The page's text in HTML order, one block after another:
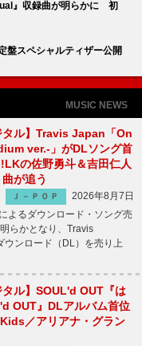
』収録曲が明らかに 初
スペシャルティザー公開
MUSIC NEWS
タル】Travis Japan「On
ver.-」がDLソング首
の佐野勇斗＆吉田仁人
が追う
Ｊ－ＰＯＰ
2026年8月7日
よるダウンロード・ソング売
らかとなり、Travis
ンロード（DL）を売り上
タル】SOUL'd OUT『は
OUT』DLアルバム首位
／アリアナ・グラン